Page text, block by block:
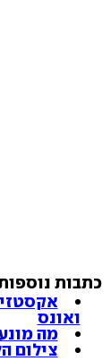
כתבות
ואונס
מה
צילום